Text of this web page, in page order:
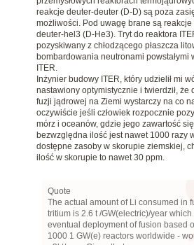
reakcje deuter-deuter (D-D) są poza
możliwości. Pod uwagę brane są
deuter-hel3 (D-He3). Tryt do reaktora
pozyskiwany z chłodzącego płaszcza
bombardowania neutronami powstałymi
ITER.
Inżynier budowy ITER, który udzielił mi
nastawiony optymistycznie i twierdził,
fuzji jądrowej na Ziemi wystarczy na co
oczywiście jeśli człowiek rozpocznie
mórz i oceanów, gdzie jego zawartość
bezwzględna ilość jest nawet 1000 razy
dostępne zasoby w skorupie ziemskiej,
ilość w skorupie to nawet 30 ppm.
Quote
The actual amount of Li consumed in
tritium is 2.6 t /GW(electric)/year which
eventual deployment of fusion based
1000 1 GW(e) reactors worldwide -